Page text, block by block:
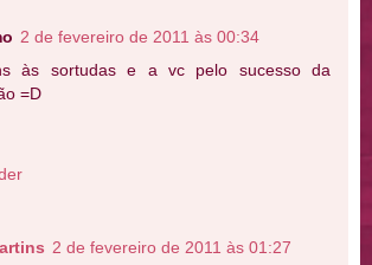
2 de fevereiro de 2011 às 00:34
às sortudas e a vc pelo sucesso da
=D
2 de fevereiro de 2011 às 01:27